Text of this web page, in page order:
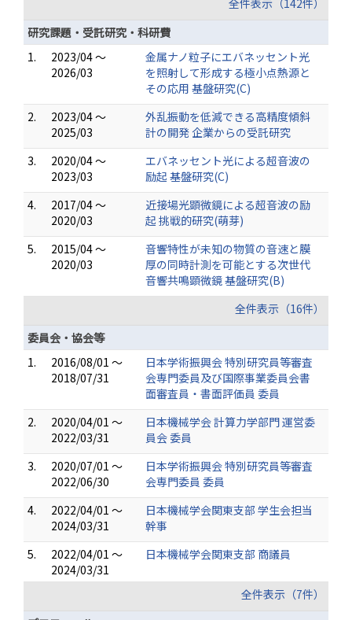
全件表示（142件）
研究課題・受託研究・科研費
1.
2023/04 ～
2026/03
金属ナノ粒子にエバネッセント光
を照射して形成する極小点熱源と
その応用 基盤研究(C)
2.
2023/04 ～
2025/03
外乱振動を低減できる高精度傾斜
計の開発 企業からの受託研究
3.
2020/04 ～
2023/03
エバネッセント光による超音波の
励起 基盤研究(C)
4.
2017/04 ～
2020/03
近接場光顕微鏡による超音波の励
起 挑戦的研究(萌芽)
5.
2015/04 ～
2020/03
音響特性が未知の物質の音速と膜
厚の同時計測を可能とする次世代
音響共鳴顕微鏡 基盤研究(B)
全件表示（16件）
委員会・協会等
1.
2016/08/01 ～
2018/07/31
日本学術振興会 特別研究員等審査
会専門委員及び国際事業委員会書
面審査員・書面評価員 委員
2.
2020/04/01 ～
2022/03/31
日本機械学会 計算力学部門 運営委
員会 委員
3.
2020/07/01 ～
2022/06/30
日本学術振興会 特別研究員等審査
会専門委員 委員
4.
2022/04/01 ～
2024/03/31
日本機械学会関東支部 学生会担当
幹事
5.
2022/04/01 ～
2024/03/31
日本機械学会関東支部 商議員
全件表示（7件）